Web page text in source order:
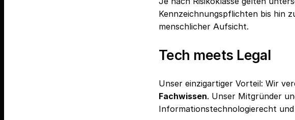
Kennzeichnungspflichten bis hin
menschlicher Aufsicht.
Tech meets Legal
Unser einzigartiger Vorteil: Wir
Fachwissen. Unser Mitgründer
Informationstechnologierecht